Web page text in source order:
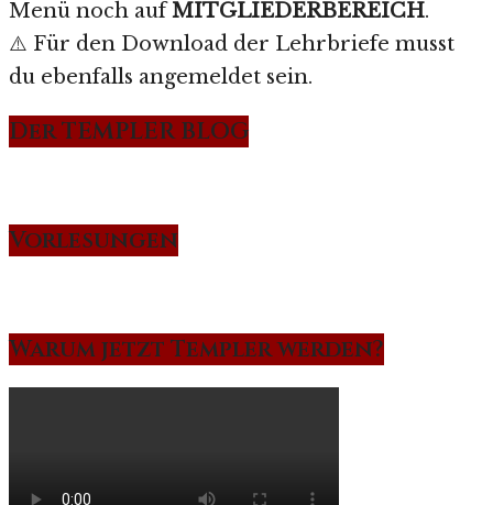
Menü noch aufMITGLIEDERBEREICH.
⚠️ Für den Download der Lehrbriefe musst
du ebenfalls angemeldet sein.
Der TEMPLER BLOG
Vorlesungen
Warum jetzt Templer werden?